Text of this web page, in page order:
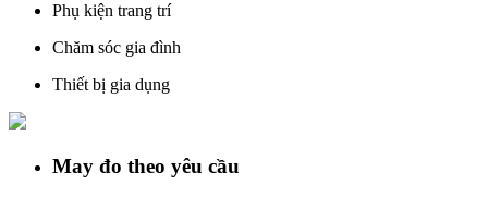
Phụ kiện trang trí
Chăm sóc gia đình
Thiết bị gia dụng
May đo theo yêu cầu